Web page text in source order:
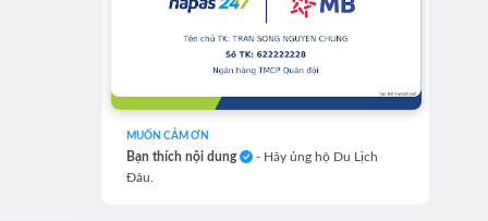
MUỐN CẢM ƠN
Bạn thích nội dung
- Hãy ủng hộ Du Lịch
Đâu.